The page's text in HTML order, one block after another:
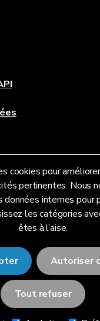
cookies pour
pertinentes. Nous
internes pour
les catégories
êtes à l’aise.
Autoriser
Tout refuser
MeteoLab Inc.